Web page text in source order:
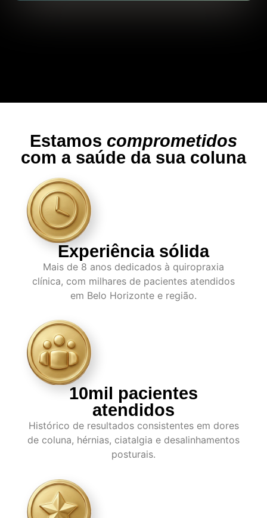
Estamos comprometidos
com a saúde da sua coluna
Experiência sólida
Mais de 8 anos dedicados à quiropraxia
clínica, com milhares de pacientes atendidos
em Belo Horizonte e região.
10mil pacientes
atendidos
Histórico de resultados consistentes em dores
de coluna, hérnias, ciatalgia e desalinhamentos
posturais.